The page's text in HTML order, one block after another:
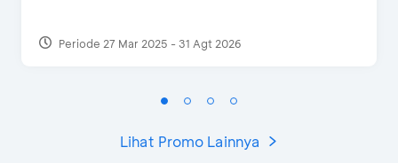
Periode 27 Mar 2025 - 31 Agt 2026
Lihat Promo Lainnya